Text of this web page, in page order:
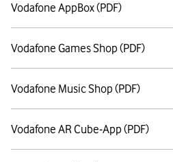
Vodafone AppBox (PDF)
Vodafone Games Shop (PDF)
Vodafone Music Shop (PDF)
Vodafone AR Cube-App (PDF)